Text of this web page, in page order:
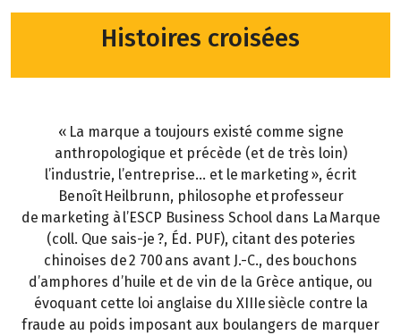
Histoires croisées
« La marque a toujours existé comme signe
anthropologique et précède (et de très loin)
l’industrie, l’entreprise… et le marketing », écrit
Benoît Heilbrunn, philosophe et professeur
de marketing à l’ESCP Business School dans La Marque
(coll. Que sais-je ?, Éd. PUF), citant des poteries
chinoises de 2 700 ans avant J.-C., des bouchons
d’amphores d’huile et de vin de la Grèce antique, ou
évoquant cette loi anglaise du XIIIe siècle contre la
fraude au poids imposant aux boulangers de marquer